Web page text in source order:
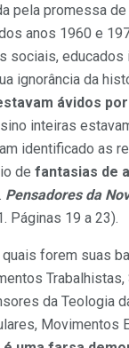
pela promessa de
anos 1960 e
sociais, educados
ignorância da
ávidos
inteiras
identificado as
de fantasias de
Pensadores da
Páginas 19 a 23).
quais forem suas
Trabalhistas,
da Teologia
Movimentos